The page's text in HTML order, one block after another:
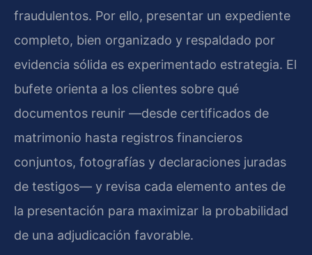
fraudulentos. Por ello, presentar un expediente
completo, bien organizado y respaldado por
evidencia sólida es experimentado estrategia. El
bufete orienta a los clientes sobre qué
documentos reunir —desde certificados de
matrimonio hasta registros financieros
conjuntos, fotografías y declaraciones juradas
de testigos— y revisa cada elemento antes de
la presentación para maximizar la probabilidad
de una adjudicación favorable.